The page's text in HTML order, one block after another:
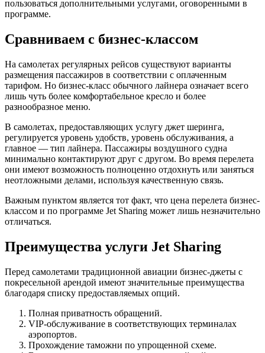
пользоваться дополнительными услугами, оговоренными в
программе.
Сравниваем с бизнес-классом
На самолетах регулярных рейсов существуют варианты
размещения пассажиров в соответствии с оплаченным
тарифом. Но бизнес-класс обычного лайнера означает всего
лишь чуть более комфортабельное кресло и более
разнообразное меню.
В самолетах, предоставляющих услугу джет шеринга,
регулируется уровень удобств, уровень обслуживания, а
главное — тип лайнера. Пассажиры воздушного судна
минимально контактируют друг с другом. Во время перелета
они имеют возможность полноценно отдохнуть или заняться
неотложными делами, используя качественную связь.
Важным пунктом является тот факт, что цена перелета бизнес-
классом и по программе Jet Sharing может лишь незначительно
отличаться.
Преимущества услуги Jet Sharing
Перед самолетами традиционной авиации бизнес-джеты с
покресельной арендой имеют значительные преимущества
благодаря списку предоставляемых опций.
Полная приватность обращений.
VIP-обслуживание в соответствующих терминалах
аэропортов.
Прохождение таможни по упрощенной схеме.